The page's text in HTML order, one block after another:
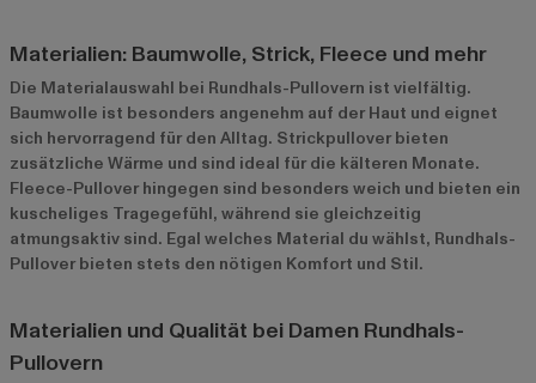
Materialien: Baumwolle, Strick, Fleece und mehr
Die Materialauswahl bei Rundhals-Pullovern ist vielfältig.
Baumwolle ist besonders angenehm auf der Haut und eignet
sich hervorragend für den Alltag. Strickpullover bieten
zusätzliche Wärme und sind ideal für die kälteren Monate.
Fleece-Pullover hingegen sind besonders weich und bieten ein
kuscheliges Tragegefühl, während sie gleichzeitig
atmungsaktiv sind. Egal welches Material du wählst, Rundhals-
Pullover bieten stets den nötigen Komfort und Stil.
Materialien und Qualität bei Damen Rundhals-
Pullovern